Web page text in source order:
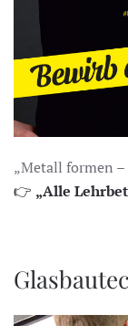
„Metall formen
👉 „Alle